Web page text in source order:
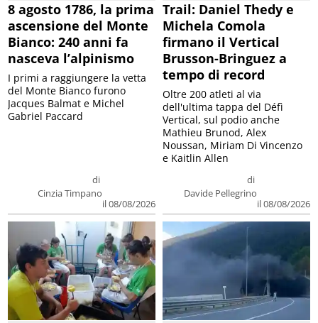
8 agosto 1786, la prima
ascensione del Monte
Bianco: 240 anni fa
nasceva l’alpinismo
di
Cinzia Timpano
il 08/08/2026
I primi a raggiungere la vetta
del Monte Bianco furono
Jacques Balmat e Michel
Gabriel Paccard
Trail: Daniel Thedy e
Michela Comola
firmano il Vertical
Brusson-Bringuez a
tempo di record
di
Davide Pellegrino
il 08/08/2026
Oltre 200 atleti al via
dell'ultima tappa del Défì
Vertical, sul podio anche
Mathieu Brunod, Alex
Noussan, Miriam Di Vincenzo
e Kaitlin Allen